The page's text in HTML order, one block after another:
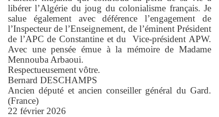
libérer l’Algérie du joug du colonialisme français. Je
salue également avec déférence l’engagement de
l’Inspecteur de l’Enseignement, de l’éminent Président
de l’APC de Constantine et du Vice-président APW.
Avec une pensée émue à la mémoire de Madame
Mennouba Arbaoui.
Respectueusement vôtre.
Bernard DESCHAMPS
Ancien député et ancien conseiller général du Gard.
(France)
22 février 2026